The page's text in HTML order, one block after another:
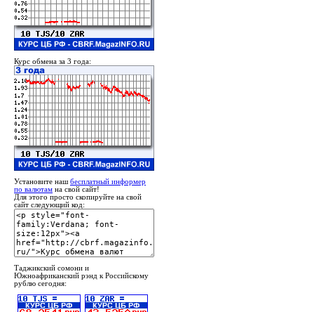
Курс обмена за 3 года:
Установите наш бесплатный информер
по валютам на свой сайт!
Для этого просто скопируйте на свой
сайт следующий код:
Таджикский сомони и
Южноафриканский рэнд к Российскому
рублю сегодня: